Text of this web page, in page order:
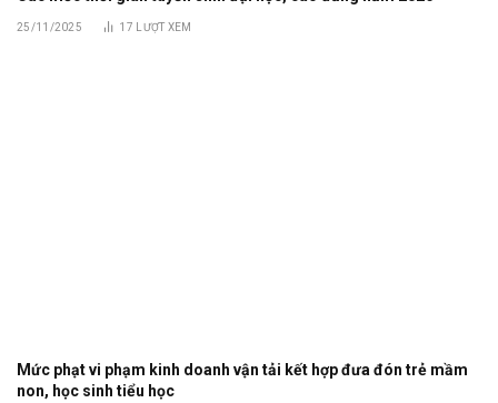
25/11/2025 17 LƯỢT XEM
Mức phạt vi phạm kinh doanh vận tải kết hợp đưa đón trẻ mầm
non, học sinh tiểu học